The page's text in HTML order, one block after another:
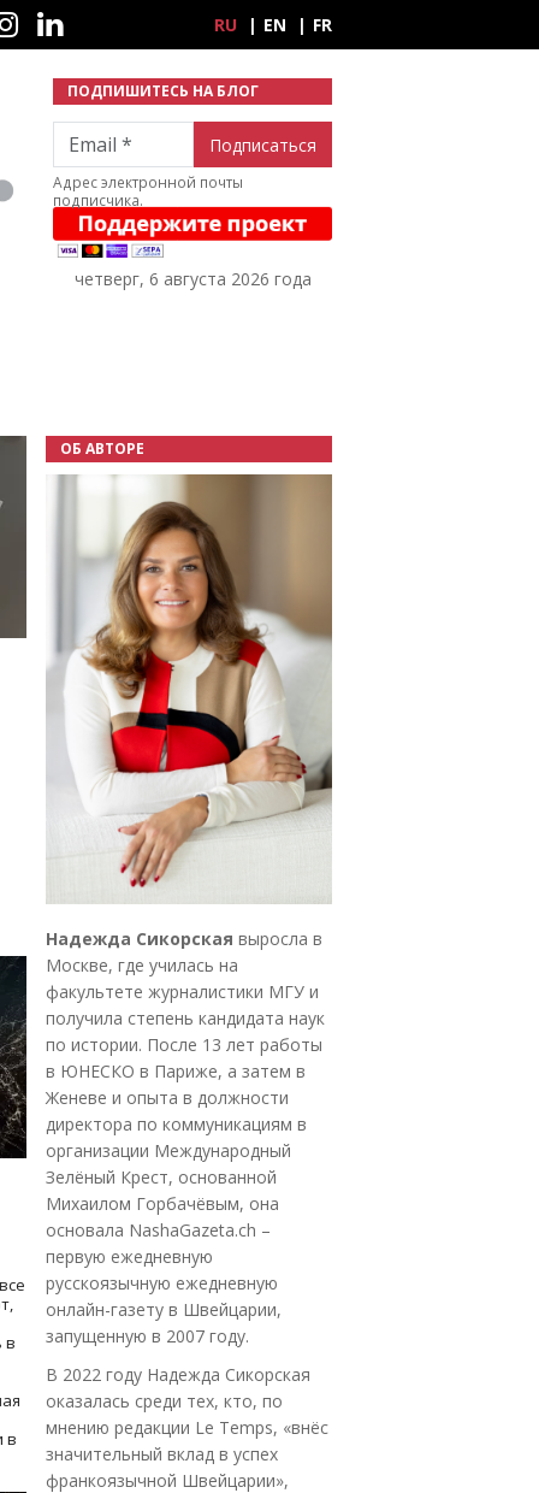
сети
RU EN FR
ПОДПИШИТЕСЬ НА БЛОГ
Email
Адрес электронной почты
подписчика.
четверг, 6 августа 2026 года
в
в
ОБ АВТОРЕ
Надежда Сикорская выросла в
Москве, где училась на
факультете журналистики МГУ и
получила степень кандидата наук
по истории. После 13 лет работы
в ЮНЕСКО в Париже, а затем в
Женеве и опыта в должности
директора по коммуникациям в
организации Международный
Зелёный Крест, основанной
Михаилом Горбачёвым, она
основала NashaGazeta.ch –
первую ежедневную
русскоязычную ежедневную
онлайн-газету в Швейцарии,
запущенную в 2007 году.
В 2022 году Надежда Сикорская
оказалась среди тех, кто, по
мнению редакции Le Temps, «внёс
значительный вклад в успех
франкоязычной Швейцарии»,